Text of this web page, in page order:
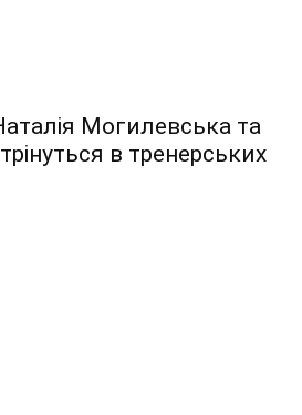
Могилевська та
в тренерських